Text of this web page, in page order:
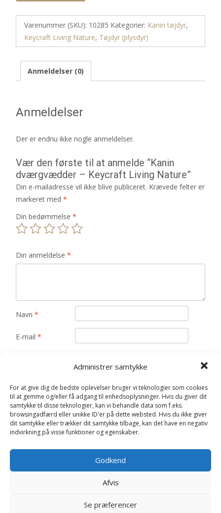
Administrer samtykke
For at give dig de bedste oplevelser bruger vi teknologier som cookies
til at gemme og/eller få adgang til enhedsoplysninger. Hvis du giver dit
samtykke til disse teknologier, kan vi behandle data som f.eks.
browsingadfærd eller unikke ID'er på dette websted. Hvis du ikke giver
dit samtykke eller trækker dit samtykke tilbage, kan det have en negativ
indvirkning på visse funktioner og egenskaber.
Godkend
Afvis
Se præferencer
Varenummer (SKU): 10285 Kategorier: Kanin tøjdyr,
Keycraft Living Nature, Tøjdyr (plysdyr)
Anmeldelser (0)
Anmeldelser
Der er endnu ikke nogle anmeldelser.
Vær den første til at anmelde “Kanin
dværgvædder – Keycraft Living Nature”
Din e-mailadresse vil ikke blive publiceret. Krævede felter er
markeret med *
Din bedømmelse *
Din anmeldelse *
Navn *
E-mail *
næste gang jeg kommenterer.
Relaterede varer